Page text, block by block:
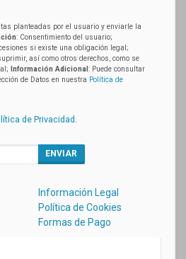
planteadas por el usuario y enviarle la
: Consentimiento del usuario;
si existe una obligación legal;
así como otros derechos, como se
Información Adicional : Puede consultar
de Datos en nuestra Política de
de Privacidad .
ENVIAR
Información Legal
Política de Cookies
Formas de Pago